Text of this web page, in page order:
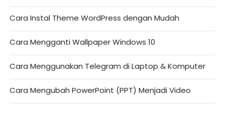
Cara Instal Theme WordPress dengan Mudah
Cara Mengganti Wallpaper Windows 10
Cara Menggunakan Telegram di Laptop & Komputer
Cara Mengubah PowerPoint (PPT) Menjadi Video